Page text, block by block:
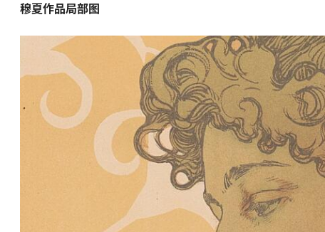
穆夏作品局部图